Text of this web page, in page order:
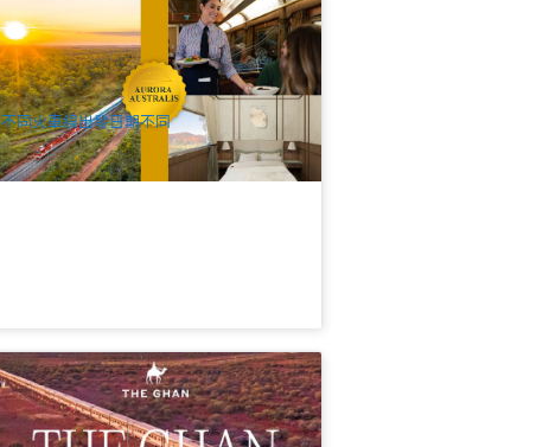
澳洲首創移動式鐵路總統套房｜Aurora
Australis 2026 全新登場 (3~5天極境奢華
火車之旅)
16 已預訂
AUD $10,240.00 $10,490.00
ADL10779
不同火車線出發日期不同
季節限定 | 甘號火車(The Ghan
Expedition)：達爾文→愛麗絲泉2天1晚豪
華鐵路探險一票全包式+豪華臥舖+全程餐
49 已預訂